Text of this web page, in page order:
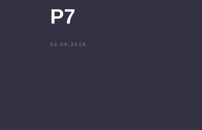
P7
04.06.2018